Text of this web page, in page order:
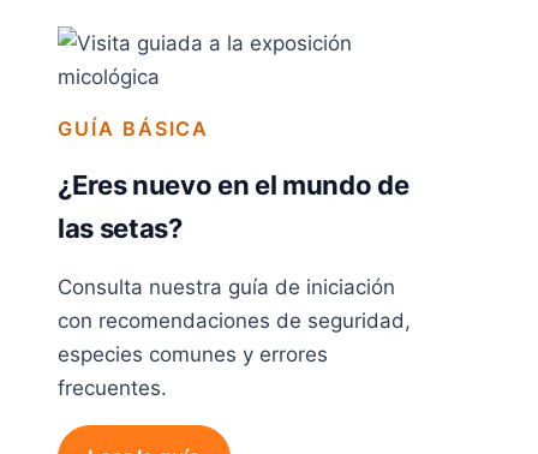
GUÍA BÁSICA
¿Eres nuevo en el mundo de
las setas?
Consulta nuestra guía de iniciación
con recomendaciones de seguridad,
especies comunes y errores
frecuentes.